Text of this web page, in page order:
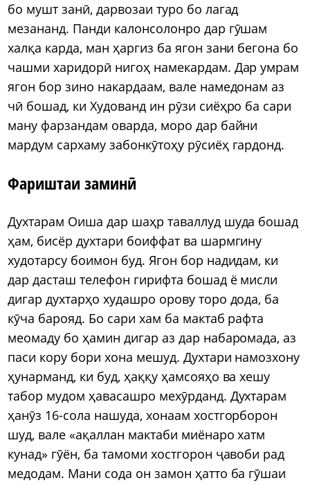
бо мушт занӣ, дарвозаи туро бо лагад
мезананд. Панди калонсолонро дар гӯшам
халқа карда, ман ҳаргиз ба ягон зани бегона бо
чашми харидорӣ нигоҳ намекардам. Дар умрам
ягон бор зино накардаам, вале намедонам аз
чӣ бошад, ки Худованд ин рӯзи сиёҳро ба сари
ману фарзандам оварда, моро дар байни
мардум сархаму забонкӯтоҳу рӯсиёҳ гардонд.
Фариштаи заминӣ
Духтарам Оиша дар шаҳр таваллуд шуда бошад
ҳам, бисёр духтари боиффат ва шармгину
худотарсу боимон буд. Ягон бор надидам, ки
дар дасташ телефон гирифта бошад ё мисли
дигар духтарҳо худашро орову торо дода, ба
кӯча барояд. Бо сари хам ба мактаб рафта
меомаду бо ҳамин дигар аз дар набаромада, аз
паси кору бори хона мешуд. Духтари намозхону
ҳунарманд, ки буд, ҳаққу ҳамсояҳо ва хешу
табор мудом ҳавасашро мехӯрданд. Духтарам
ҳанӯз 16-сола нашуда, хонаам хостгорборон
шуд, вале «ақаллан мактаби миёнаро хатм
кунад» гӯён, ба тамоми хостгорон ҷавоби рад
медодам. Мани сода он замон ҳатто ба гӯшаи